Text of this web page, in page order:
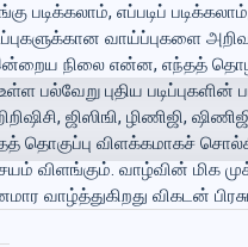
படிக்கலாம், எப்படிப்
இன்றைய நிலை என்ன, எந்தத்
பல்வேறு புதிய
ஜிஸிஙி, ழிணிஜி,
விளக்கமாகச்
விளங்கும். வாழ்வின்
வாழ்த்துகிறது விகடன்